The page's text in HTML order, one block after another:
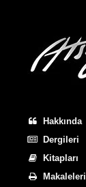
Hakkında
Dergileri
Kitapları
Makaleleri